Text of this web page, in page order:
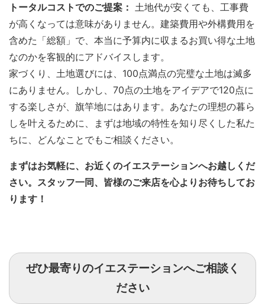
トータルコストでのご提案： 土地代が安くても、工事費
が高くなっては意味がありません。建築費用や外構費用を
含めた「総額」で、本当に予算内に収まるお買い得な土地
なのかを客観的にアドバイスします。
家づくり、土地選びには、100点満点の完璧な土地は滅多
にありません。しかし、70点の土地をアイデアで120点に
する楽しさが、旗竿地にはあります。あなたの理想の暮ら
しを叶えるために、まずは地域の特性を知り尽くした私た
ちに、どんなことでもご相談ください。
まずはお気軽に、お近くのイエステーションへお越しくだ
さい。スタッフ一同、皆様のご来店を心よりお待ちしてお
ります！
ぜひ最寄りのイエステーションへご相談く
ださい